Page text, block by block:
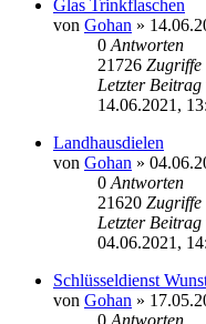
Glas Trinkflaschen
von Gohan »
0 Antworten
21726 Zugriffe
Letzter Beitrag
14.06.2021,
Landhausdielen
von Gohan »
0 Antworten
21620 Zugriffe
Letzter Beitrag
04.06.2021,
Schlüsseldienst
von Gohan »
0 Antworten